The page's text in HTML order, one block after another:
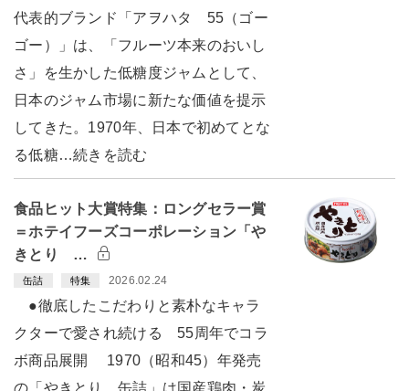
代表的ブランド「アヲハタ 55（ゴー
ゴー）」は、「フルーツ本来のおいし
さ」を生かした低糖度ジャムとして、
日本のジャム市場に新たな価値を提示
してきた。1970年、日本で初めてとな
る低糖…続きを読む
食品ヒット大賞特集：ロングセラー賞
＝ホテイフーズコーポレーション「や
きとり …
缶詰 特集 2026.02.24
●徹底したこだわりと素朴なキャラ
クターで愛され続ける 55周年でコラ
ボ商品展開 1970（昭和45）年発売